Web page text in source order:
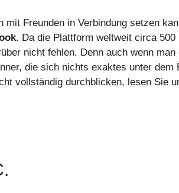
Freunden in Verbindung setzen
. Da die Plattform weltweit circa
nicht fehlen. Denn auch wenn
die sich nichts exaktes unter dem
vollständig durchblicken, lesen Sie